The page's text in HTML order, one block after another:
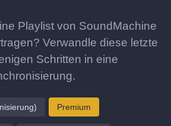
Playlist von SoundMachine
Verwandle diese letzte
Schritten in eine
Premium